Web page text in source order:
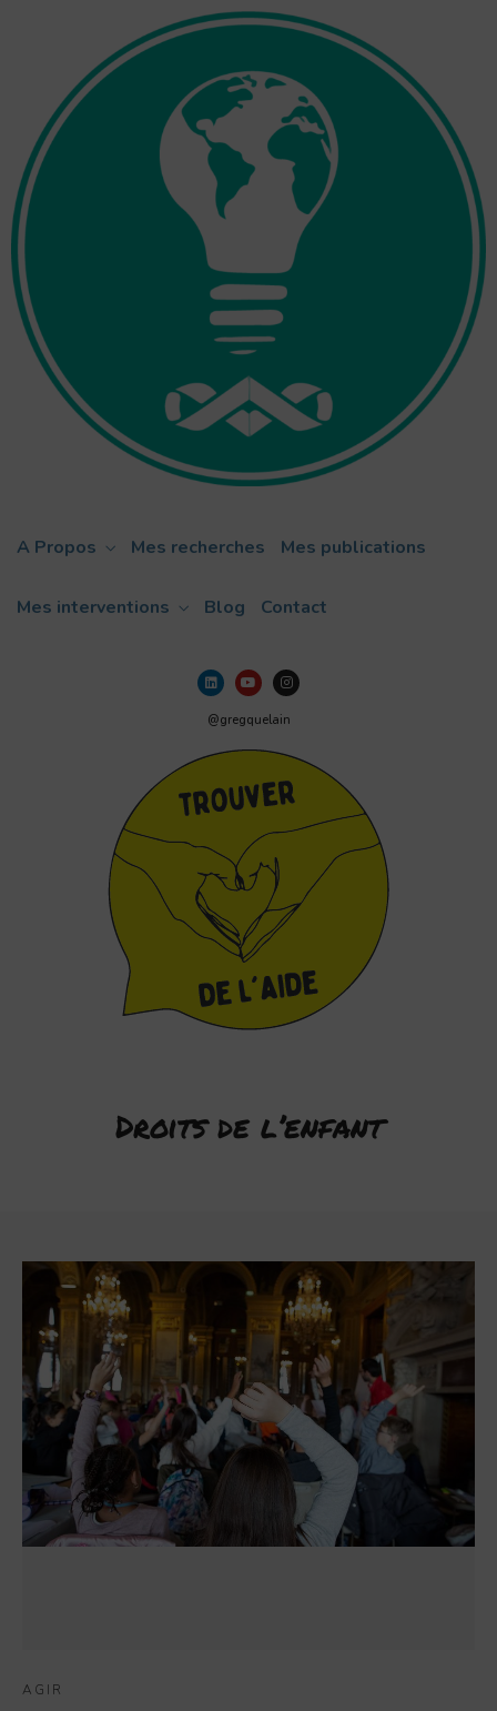
A Propos Mes recherches Mes publications
Mes interventions Blog Contact
@gregquelain
Droits de l’enfant
AGIR